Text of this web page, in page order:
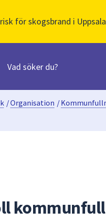
för skogsbrand i
/Organisation /